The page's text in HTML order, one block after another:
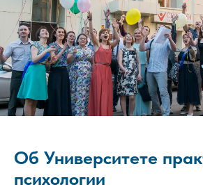
Об Университете
психологии